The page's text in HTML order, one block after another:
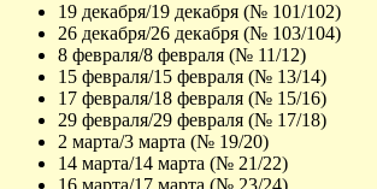
19 декабря/19 декабря (№ 101/102)
26 декабря/26 декабря (№ 103/104)
8 февраля/8 февраля (№ 11/12)
15 февраля/15 февраля (№ 13/14)
17 февраля/18 февраля (№ 15/16)
29 февраля/29 февраля (№ 17/18)
2 марта/3 марта (№ 19/20)
14 марта/14 марта (№ 21/22)
16 марта/17 марта (№ 23/24)